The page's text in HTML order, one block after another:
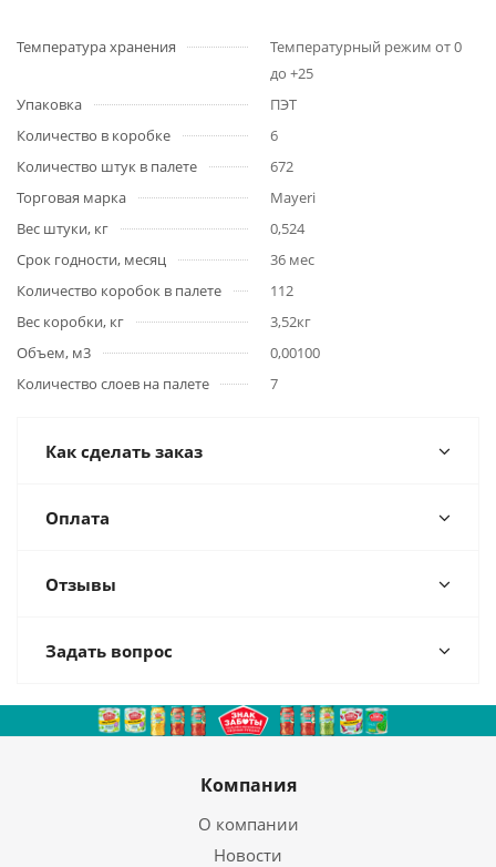
Температура хранения
Температурный режим от 0
до +25
Упаковка
ПЭТ
Количество в коробке
6
Количество штук в палете
672
Торговая марка
Mayeri
Вес штуки, кг
0,524
Срок годности, месяц
36 мес
Количество коробок в палете
112
Вес коробки, кг
3,52кг
Объем, м3
0,00100
Количество слоев на палете
7
Как сделать заказ
Оплата
Отзывы
Задать вопрос
Компания
О компании
Новости